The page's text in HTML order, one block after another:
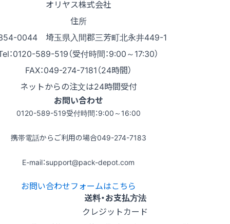
オリヤス株式会社
住所
0044 埼玉県入間郡三芳町北永井449-1
：0120-589-519（受付時間：9:00～17:30）
FAX：049-274-7181（24時間）
ネットからの注文は24時間受付
お問い合わせ
0120-589-519受付時間：9:00～16:00
携帯電話からご利用の場合049-274-7183
E-mail：support@pack-depot.com
お問い合わせフォームはこちら
送料・お支払方法
クレジットカード